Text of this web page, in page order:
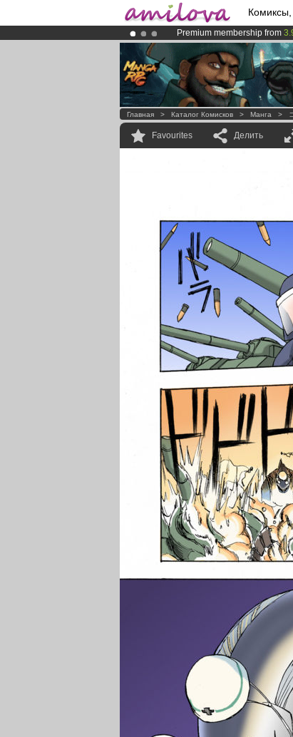
Premium membership from
AmilovaKickstarter is now
Already 100000 members
Главная > Каталог Комисков > Манга >
Favourites Делить